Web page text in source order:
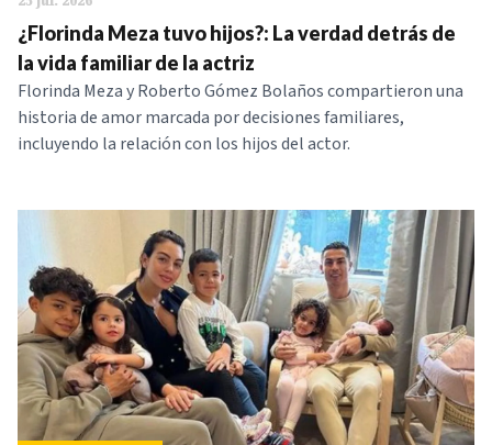
¿Florinda Meza tuvo hijos?: La verdad detrás de
la vida familiar de la actriz
Florinda Meza y Roberto Gómez Bolaños compartieron una
historia de amor marcada por decisiones familiares,
incluyendo la relación con los hijos del actor.